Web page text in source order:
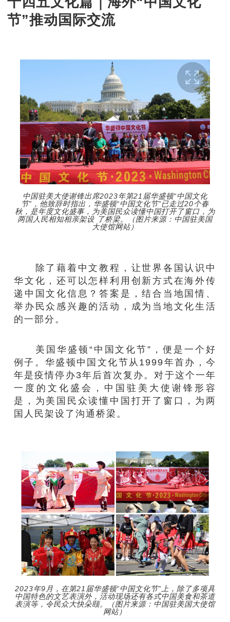
节”推动国际交流
中国驻美大使谢锋出席2023年第21届华盛顿“中国文化
节”，他致辞时指出，华盛顿“中国文化节”已走过20个春
秋，是年度文化盛事，为美国民众读懂中国打开了窗口，为
两国人民相知相亲架设 了桥梁。（图片来源：中国驻美国
大使馆网站）
除了藉着中文教程，让世界各国认识中
华文化，还可以怎样利用创新方式在海外传
递中国文化信息？答案是，结合当地国情、
举办民众感兴趣的活动，成为当地文化生活
的一部分。
美国华盛顿“中国文化节”，便是一个好
例子。华盛顿中国文化节从1999年首办，今
年是疫情停办3年后首次复办。对于这个一年
一度的文化盛会，中国驻美大使谢锋形容
是，为美国民众读懂中国打开了窗口，为两
国人民架设了沟通桥梁。
2023年9月，在第21届华盛顿“中国文化节”上，除了多项具
中国特色的文艺表演外，活动现场还有各式中国美食和茶道
表演等，令民众大快朵颐。（图片来源：中国驻美国大使馆
网站）